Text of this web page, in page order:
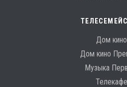
Дом кино
Дом кино
Музыка
Телекафе